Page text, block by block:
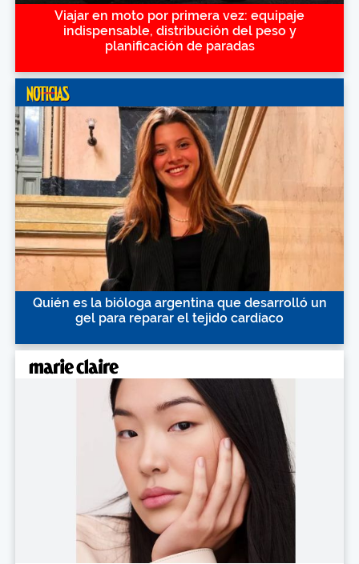
Viajar en moto por primera vez: equipaje
indispensable, distribución del peso y
planificación de paradas
Quién es la bióloga argentina que desarrolló un
gel para reparar el tejido cardíaco